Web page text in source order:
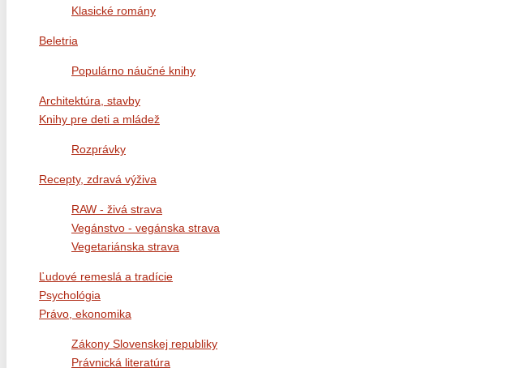
Klasické romány
Beletria
Populárno náučné knihy
Architektúra, stavby
Knihy pre deti a mládež
Rozprávky
Recepty, zdravá výživa
RAW - živá strava
Vegánstvo - vegánska strava
Vegetariánska strava
Ľudové remeslá a tradície
Psychológia
Právo, ekonomika
Zákony Slovenskej republiky
Právnická literatúra